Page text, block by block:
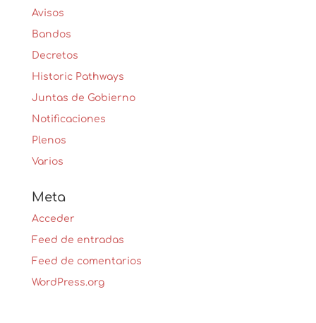
Avisos
Bandos
Decretos
Historic Pathways
Juntas de Gobierno
Notificaciones
Plenos
Varios
Meta
Acceder
Feed de entradas
Feed de comentarios
WordPress.org